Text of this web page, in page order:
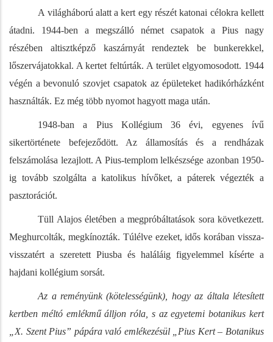
A világháború alatt a kert egy részét katonai célokra kellett
átadni. 1944-ben a megszálló német csapatok a Pius nagy
részében altisztképző kaszárnyát rendeztek be bunkerekkel,
lőszervájatokkal. A kertet feltúrták. A terület elgyomosodott. 1944
végén a bevonuló szovjet csapatok az épületeket hadikórházként
használták. Ez még több nyomot hagyott maga után.
1948-ban a Pius Kollégium 36 évi, egyenes ívű
sikertörténete befejeződött. Az államosítás és a rendházak
felszámolása lezajlott. A Pius-templom lelkészsége azonban 1950-
ig tovább szolgálta a katolikus hívőket, a páterek végezték a
pasztorációt.
Tüll Alajos életében a megpróbáltatások sora következett.
Meghurcolták, megkínozták. Túlélve ezeket, idős korában vissza-
visszatért a szeretett Piusba és haláláig figyelemmel kísérte a
hajdani kollégium sorsát.
Az a reményünk (kötelességünk), hogy az általa létesített
kertben méltó emlékmű álljon róla, s az egyetemi botanikus kert
„X. Szent Pius” pápára való emlékezésül „Pius Kert – Botanikus